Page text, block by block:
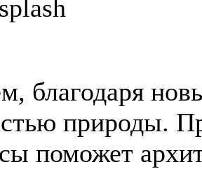
благодаря
природы.
поможет